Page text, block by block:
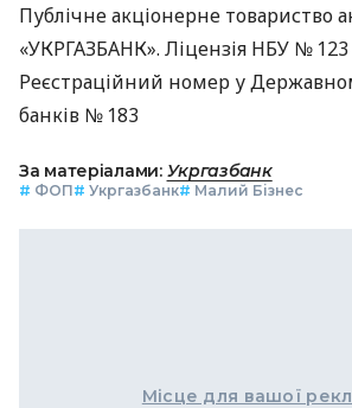
Публічне акціонерне товариство
«УКРГАЗБАНК». Ліцензія НБУ № 123
Реєстраційний номер у
банків № 183
За матеріалами: Укргазбанк
# ФОП# Укргазбанк# Малий Бізнес
Місце для вашої